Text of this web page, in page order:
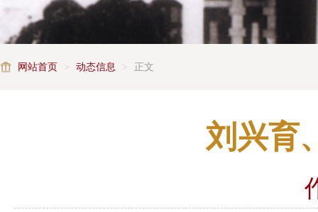
网站首页 > 动态信息 > 正文
刘兴育